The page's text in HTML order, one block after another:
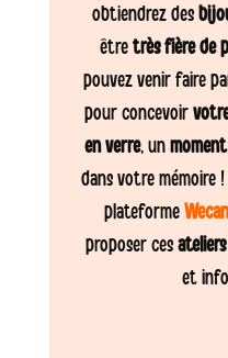
obtiendrez des
êtretrès fière de
pouvez venir faire
pour concevoir
en verre, un
dans votre mémoire !
plateforme
proposer ces
et